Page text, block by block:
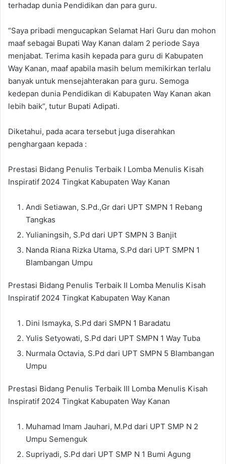
terhadap dunia Pendidikan dan para guru.
“Saya pribadi mengucapkan Selamat Hari Guru dan mohon
maaf sebagai Bupati Way Kanan dalam 2 periode Saya
menjabat. Terima kasih kepada para guru di Kabupaten
Way Kanan, maaf apabila masih belum memikirkan terlalu
banyak untuk mensejahterakan para guru. Semoga
kedepan dunia Pendidikan di Kabupaten Way Kanan akan
lebih baik”, tutur Bupati Adipati.
Diketahui, pada acara tersebut juga diserahkan
penghargaan kepada :
Prestasi Bidang Penulis Terbaik I Lomba Menulis Kisah
Inspiratif 2024 Tingkat Kabupaten Way Kanan
Andi Setiawan, S.Pd.,Gr dari UPT SMPN 1 Rebang
Tangkas
Yulianingsih, S.Pd dari UPT SMPN 3 Banjit
Nanda Riana Rizka Utama, S.Pd dari UPT SMPN 1
Blambangan Umpu
Prestasi Bidang Penulis Terbaik II Lomba Menulis Kisah
Inspiratif 2024 Tingkat Kabupaten Way Kanan
Dini Ismayka, S.Pd dari SMPN 1 Baradatu
Yulis Setyowati, S.Pd dari UPT SMPN 1 Way Tuba
Nurmala Octavia, S.Pd dari UPT SMPN 5 Blambangan
Umpu
Prestasi Bidang Penulis Terbaik III Lomba Menulis Kisah
Inspiratif 2024 Tingkat Kabupaten Way Kanan
Muhamad Imam Jauhari, M.Pd dari UPT SMP N 2
Umpu Semenguk
Supriyadi, S.Pd dari UPT SMP N 1 Bumi Agung